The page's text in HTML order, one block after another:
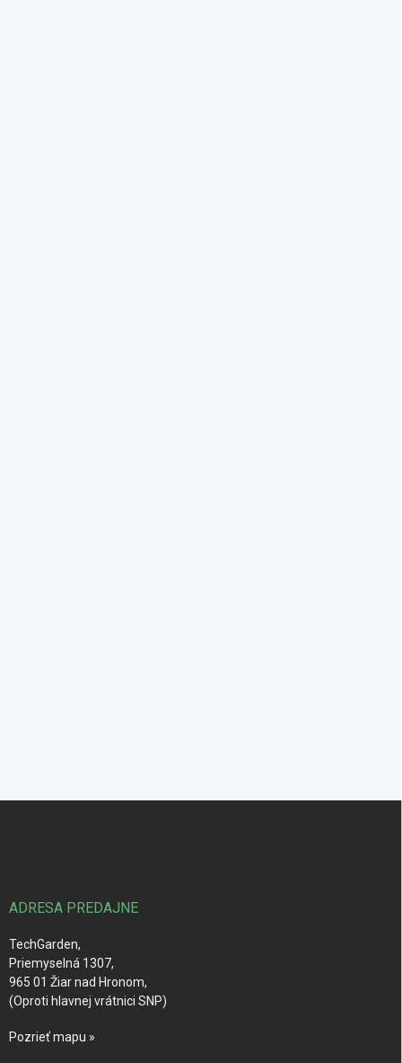
ADRESA PREDAJNE
TechGarden,
Priemyselná 1307,
965 01 Žiar nad Hronom,
(Oproti hlavnej vrátnici SNP)
Pozrieť mapu »